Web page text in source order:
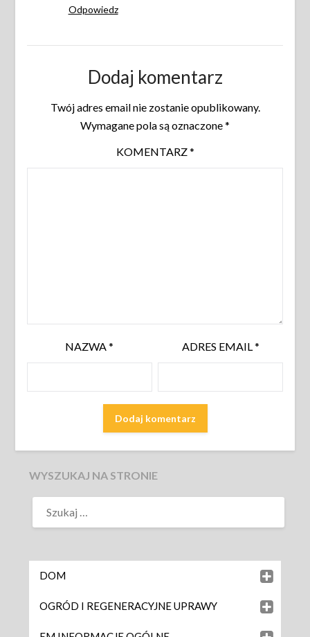
Odpowiedz
Dodaj komentarz
Twój adres email nie zostanie opublikowany.
Wymagane pola są oznaczone*
KOMENTARZ*
NAZWA* ADRES EMAIL *
WYSZUKAJ NA STRONIE
DOM
OGRÓD I REGENERACYJNE UPRAWY